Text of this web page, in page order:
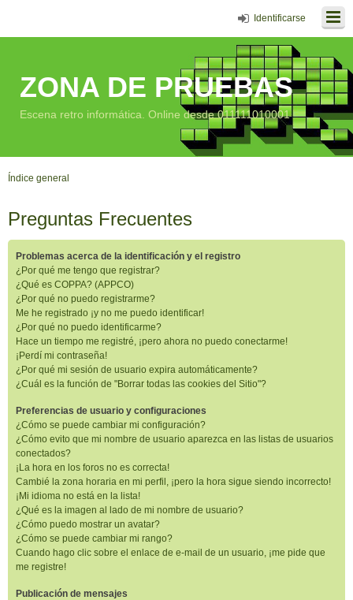
Identificarse
ZONA DE PRUEBAS
Escena retro informática. Online desde 011111010001
Índice general
Preguntas Frecuentes
Problemas acerca de la identificación y el registro
¿Por qué me tengo que registrar?
¿Qué es COPPA? (APPCO)
¿Por qué no puedo registrarme?
Me he registrado ¡y no me puedo identificar!
¿Por qué no puedo identificarme?
Hace un tiempo me registré, ¡pero ahora no puedo conectarme!
¡Perdí mi contraseña!
¿Por qué mi sesión de usuario expira automáticamente?
¿Cuál es la función de "Borrar todas las cookies del Sitio"?
Preferencias de usuario y configuraciones
¿Cómo se puede cambiar mi configuración?
¿Cómo evito que mi nombre de usuario aparezca en las listas de usuarios
conectados?
¡La hora en los foros no es correcta!
Cambié la zona horaria en mi perfil, ¡pero la hora sigue siendo incorrecto!
¡Mi idioma no está en la lista!
¿Qué es la imagen al lado de mi nombre de usuario?
¿Cómo puedo mostrar un avatar?
¿Cómo se puede cambiar mi rango?
Cuando hago clic sobre el enlace de e-mail de un usuario, ¡me pide que
me registre!
Publicación de mensajes